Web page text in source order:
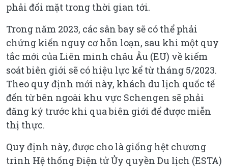
phải đối mặt trong thời gian tới.
Trong năm 2023, các sân bay sẽ có thể phải
chứng kiến nguy cơ hỗn loạn, sau khi một quy
tắc mới của Liên minh châu Âu (EU) về kiểm
soát biên giới sẽ có hiệu lực kể từ tháng 5/2023.
Theo quy định mới này, khách du lịch quốc tế
đến từ bên ngoài khu vực Schengen sẽ phải
đăng ký trước khi qua biên giới để được miễn
thị thực.
Quy định này, được cho là giống hệt chương
trình Hệ thống Điện tử Ủy quyền Du lịch (ESTA)